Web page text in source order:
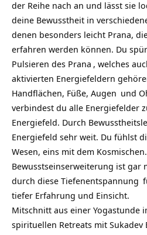
der Reihe nach an und lässt sie
deine Bewusstheit in
denen besonders leicht Prana,
erfahren werden können. Du
Pulsieren des Prana , welches
aktivierten Energiefeldern
Handflächen, Füße, Augen und
verbindest du alle Energiefelder
Energiefeld. Durch
Energiefeld sehr weit. Du fühlst
Wesen, eins mit dem Kosmischen.
Bewusstseinserweiterung ist gar
durch diese Tiefenentspannung
tiefer Erfahrung und Einsicht.
Mitschnitt aus einer Yogastunde
spirituellen Retreats mit Sukadev